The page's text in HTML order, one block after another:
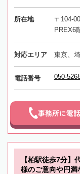
所在地
〒104-
PREX6
対応エリア 東京、
電話番号 050-
事務所に電
【柏駅徒歩7分】
様のご意向や円満